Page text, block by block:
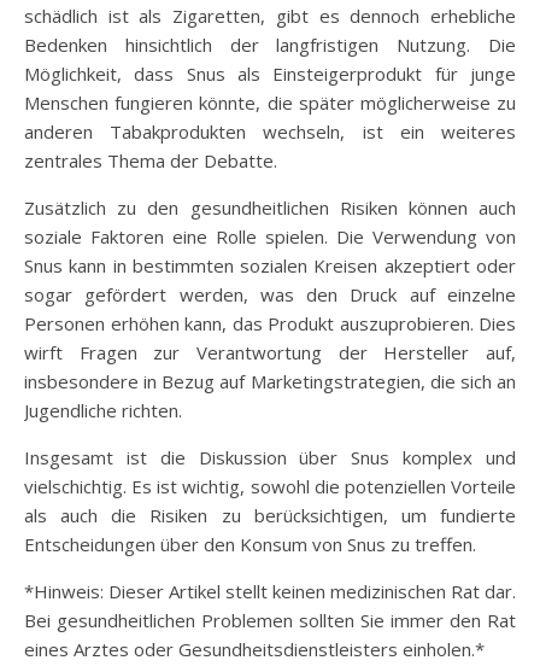
schädlich ist als Zigaretten, gibt es dennoch erhebliche
Bedenken hinsichtlich der langfristigen Nutzung. Die
Möglichkeit, dass Snus als Einsteigerprodukt für junge
Menschen fungieren könnte, die später möglicherweise zu
anderen Tabakprodukten wechseln, ist ein weiteres
zentrales Thema der Debatte.
Zusätzlich zu den gesundheitlichen Risiken können auch
soziale Faktoren eine Rolle spielen. Die Verwendung von
Snus kann in bestimmten sozialen Kreisen akzeptiert oder
sogar gefördert werden, was den Druck auf einzelne
Personen erhöhen kann, das Produkt auszuprobieren. Dies
wirft Fragen zur Verantwortung der Hersteller auf,
insbesondere in Bezug auf Marketingstrategien, die sich an
Jugendliche richten.
Insgesamt ist die Diskussion über Snus komplex und
vielschichtig. Es ist wichtig, sowohl die potenziellen Vorteile
als auch die Risiken zu berücksichtigen, um fundierte
Entscheidungen über den Konsum von Snus zu treffen.
*Hinweis: Dieser Artikel stellt keinen medizinischen Rat dar.
Bei gesundheitlichen Problemen sollten Sie immer den Rat
eines Arztes oder Gesundheitsdienstleisters einholen.*